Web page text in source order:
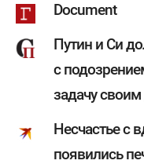
Document
Путин и Си
с
задачу
Несчастье с
появились